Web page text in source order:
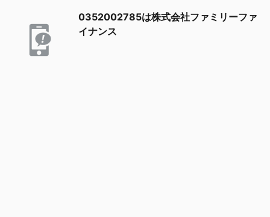
0352002785は株式会社ファミリーファ
イナンス